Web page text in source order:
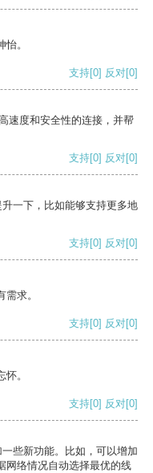
。
支持[0] 反对[0]
速度和安全性的连接，并帮
支持[0] 反对[0]
一下，比如能够支持更多地
支持[0] 反对[0]
求。
支持[0] 反对[0]
。
支持[0] 反对[0]
些新功能。比如，可以增加
网络情况自动选择最优的线